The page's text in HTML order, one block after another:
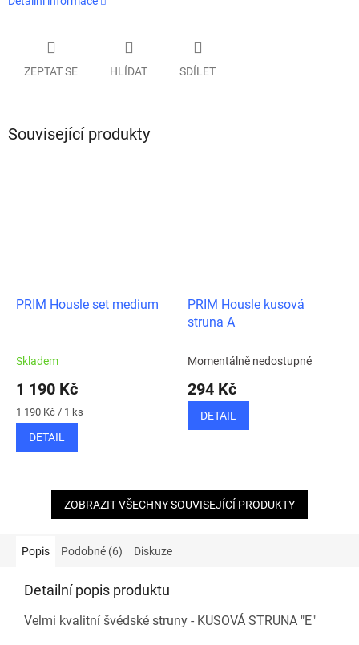
ZEPTAT SE HLÍDAT SDÍLET
Související produkty
PRIM Housle set medium
Skladem
1 190 Kč
Měrná
cena:
1 190 Kč / 1 ks
DETAIL
PRIM Housle kusová
struna A
Momentálně nedostupné
294 Kč
DETAIL
ZOBRAZIT VŠECHNY SOUVISEJÍCÍ PRODUKTY
Popis Podobné (6) Diskuze
Detailní popis produktu
Velmi kvalitní švédské struny - KUSOVÁ STRUNA "E"